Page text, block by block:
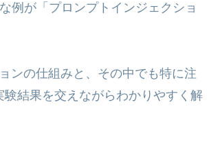
例が「プロンプトインジェクショ
ンの仕組みと、その中でも特に注
結果を交えながらわかりやすく解